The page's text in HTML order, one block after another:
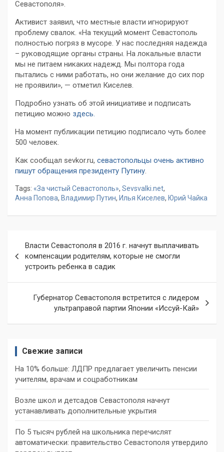
Севастополя».
Активист заявил, что местные власти игнорируют
проблему свалок. «На текущий момент Севастополь
полностью погряз в мусоре. У нас последняя надежда
– руководящие органы страны. На локальные власти
мы не питаем никаких надежд. Мы полтора года
пытались с ними работать, но они желание до сих пор
не проявили», — отметил Киселев.
Подробно узнать об этой инициативе и подписать
петицию можно здесь.
На момент публикации петицию подписало чуть более
500 человек.
Как сообщал sevkor.ru, севастопольцы очень активно
пишут обращения президенту Путину.
Tags: «За чистый Севастополь», Sevsvalki.net,
Анна Попова, Владимир Путин, Илья Киселев, Юрий Чайка
по
записям
Власти Севастополя в 2016 г. начнут выплачивать
компенсации родителям, которые не смогли
устроить ребенка в садик
Губернатор Севастополя встретится с лидером
ультраправой партии Японии «Иссуй-Кай»
Свежие записи
На 10% больше: ЛДПР предлагает увеличить пенсии
учителям, врачам и соцработникам
Возле школ и детсадов Севастополя начнут
устанавливать дополнительные укрытия
По 5 тысяч рублей на школьника перечислят
автоматически: правительство Севастополя утвердило